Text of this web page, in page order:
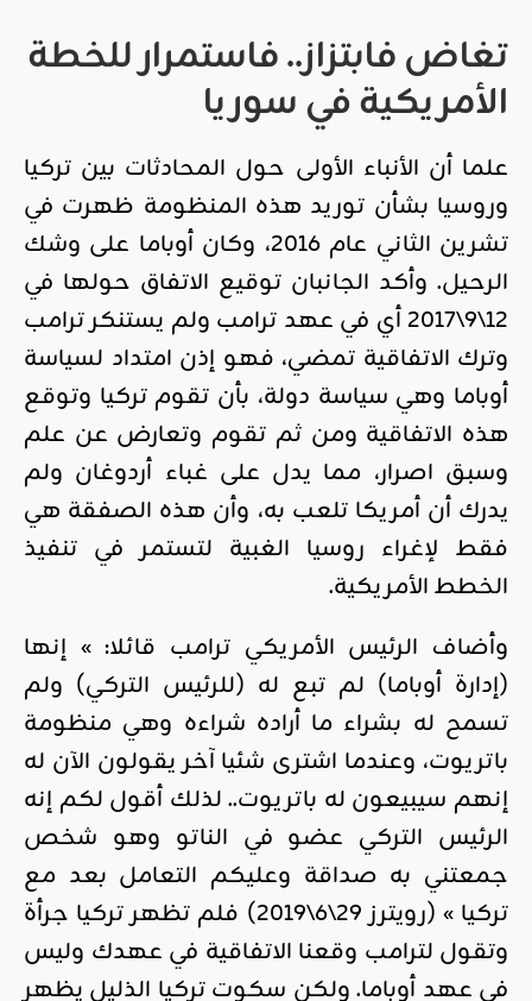
تغاض فابتزاز.. فاستمرار للخطة
الأمريكية في سوريا
علما أن الأنباء الأولى حول المحادثات بين تركيا
وروسيا بشأن توريد هذه المنظومة ظهرت في
تشرين الثاني عام 2016، وكان أوباما على وشك
الرحيل. وأكد الجانبان توقيع الاتفاق حولها في
12\9\2017 أي في عهد ترامب ولم يستنكر ترامب
وترك الاتفاقية تمضي، فهو إذن امتداد لسياسة
أوباما وهي سياسة دولة، بأن تقوم تركيا وتوقع
هذه الاتفاقية ومن ثم تقوم وتعارض عن علم
وسبق اصرار، مما يدل على غباء أردوغان ولم
يدرك أن أمريكا تلعب به، وأن هذه الصفقة هي
فقط لإغراء روسيا الغبية لتستمر في تنفيذ
الخطط الأمريكية.
وأضاف الرئيس الأمريكي ترامب قائلا: » إنها
(إدارة أوباما) لم تبع له (للرئيس التركي) ولم
تسمح له بشراء ما أراده شراءه وهي منظومة
باتريوت، وعندما اشترى شئيا آخر يقولون الآن له
إنهم سيبيعون له باتريوت.. لذلك أقول لكم إنه
الرئيس التركي عضو في الناتو وهو شخص
جمعتني به صداقة وعليكم التعامل بعد مع
تركيا » (رويترز 29\6\2019) فلم تظهر تركيا جرأة
وتقول لترامب وقعنا الاتفاقية في عهدك وليس
في عهد أوباما. ولكن سكوت تركيا الذليل يظهر